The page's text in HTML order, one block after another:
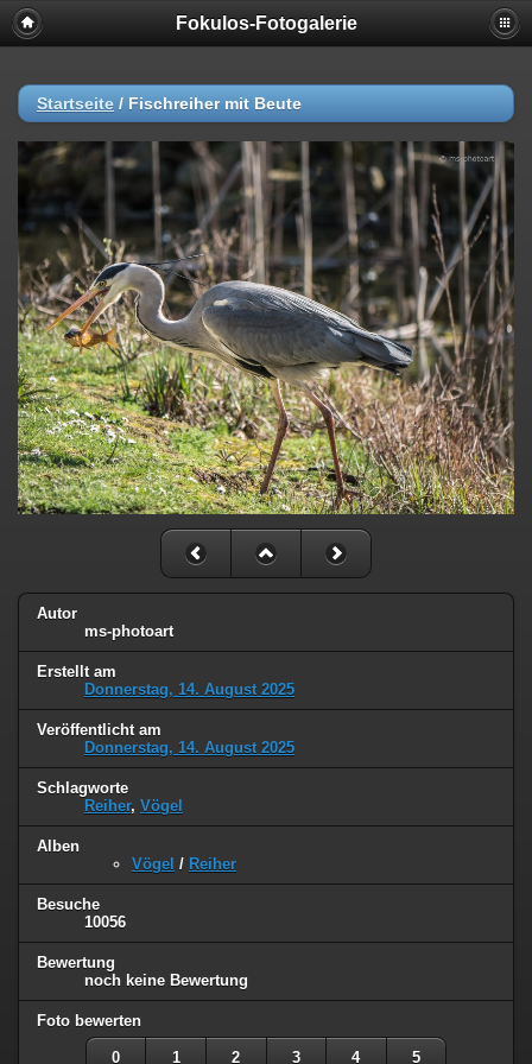
Fokulos-Fotogalerie
Startseite / Fischreiher mit Beute
Autor
ms-photoart
Erstellt am
Donnerstag, 14. August 2025
Veröffentlicht am
Donnerstag, 14. August 2025
Schlagworte
Reiher, Vögel
Alben
Vögel / Reiher
Besuche
10056
Bewertung
noch keine Bewertung
Foto bewerten
0 1 2 3 4 5